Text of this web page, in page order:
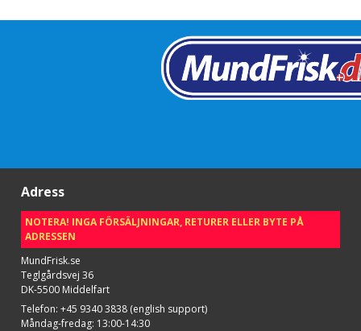
Adress
NOTERA! INGA FÖRSÄLJNINGAR, RETURER ELLER BYTE PÅ
ADRESSEN
MundFrisk.se
Teglgårdsvej 36
DK-5500 Middelfart
Telefon: +45 9340 3838 (english support)
Måndag-fredag: 13:00-14:30